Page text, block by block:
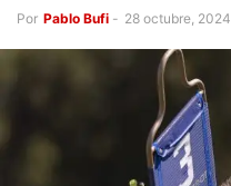
Por Pablo Bufi - 28 octubre, 2024